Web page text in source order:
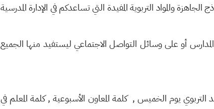
والمواد التربوية المفيدة التي تساعدكم في الإدارة المدرسية
أو على وسائل التواصل الاجتماعي ليستفيد منها الجميع
يوم الخميس , كلمة المعاون الأسبوعية , كلمة المعلم في